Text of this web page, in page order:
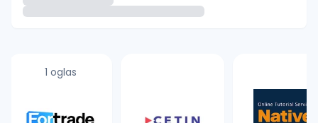
1 oglas